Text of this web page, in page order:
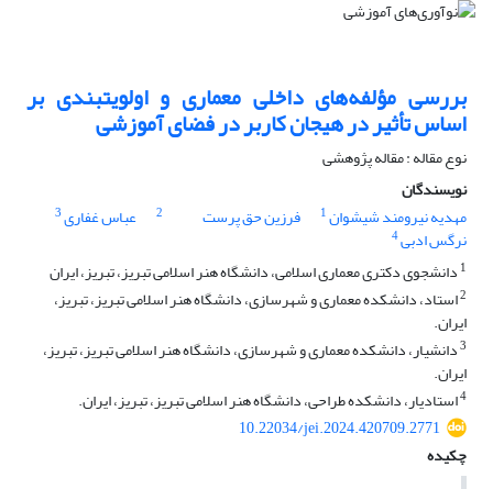
بررسی مؤلفه‌های داخلی معماری و اولویت‏بندی بر
‏اساس تأثیر در هیجان کاربر در فضای آموزشی
نوع مقاله : مقاله پژوهشی
نویسندگان
مهدیه نیرومند شیشوان1 فرزین حق پرست 2 عباس غفاری3
نرگس ادبی4
1 دانشجوی دکتری معماری اسلامی، دانشگاه هنر اسلامی تبریز، تبریز، ایران
2استاد، دانشکده معماری و شهرسازی، دانشگاه هنر اسلامی تبریز، تبریز،
ایران.
3دانشیار، دانشکده معماری و شهرسازی، دانشگاه هنر اسلامی تبریز، تبریز،
ایران.
4استادیار، دانشکده طراحی، دانشگاه هنر اسلامی تبریز، تبریز، ایران.
10.22034/jei.2024.420709.2771
چکیده